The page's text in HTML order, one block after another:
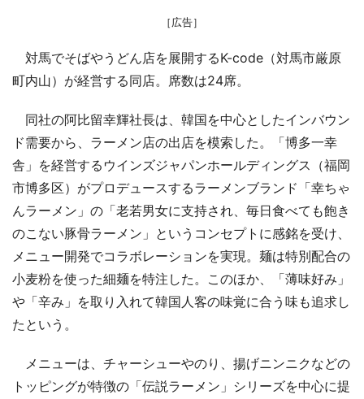
［広告］
対馬でそばやうどん店を展開するK-code（対馬市厳原
町内山）が経営する同店。席数は24席。
同社の阿比留幸輝社長は、韓国を中心としたインバウン
ド需要から、ラーメン店の出店を模索した。「博多一幸
舎」を経営するウインズジャパンホールディングス（福岡
市博多区）がプロデュースするラーメンブランド「幸ちゃ
んラーメン」の「老若男女に支持され、毎日食べても飽き
のこない豚骨ラーメン」というコンセプトに感銘を受け、
メニュー開発でコラボレーションを実現。麺は特別配合の
小麦粉を使った細麺を特注した。このほか、「薄味好み」
や「辛み」を取り入れて韓国人客の味覚に合う味も追求し
たという。
メニューは、チャーシューやのり、揚げニンニクなどの
トッピングが特徴の「伝説ラーメン」シリーズを中心に提